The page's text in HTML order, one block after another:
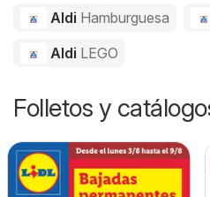
Aldi Hamburguesa
Aldi LEGO
Folletos y